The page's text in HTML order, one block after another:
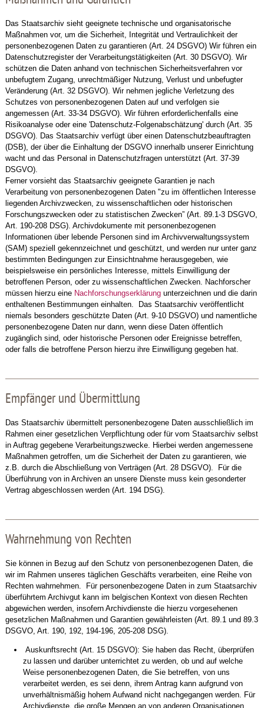
Das Staatsarchiv sieht geeignete technische und organisatorische
Maßnahmen vor, um die Sicherheit, Integrität und Vertraulichkeit der
personenbezogenen Daten zu garantieren (Art. 24 DSGVO) Wir führen ein
Datenschutzregister der Verarbeitungstätigkeiten (Art. 30 DSGVO). Wir
schützen die Daten anhand von technischen Sicherheitsverfahren vor
unbefugtem Zugang, unrechtmäßiger Nutzung, Verlust und unbefugter
Veränderung (Art. 32 DSGVO). Wir nehmen jegliche Verletzung des
Schutzes von personenbezogenen Daten auf und verfolgen sie
angemessen (Art. 33-34 DSGVO). Wir führen erforderlichenfalls eine
Risikoanalyse oder eine 'Datenschutz-Folgenabschätzung' durch (Art. 35
DSGVO). Das Staatsarchiv verfügt über einen Datenschutzbeauftragten
(DSB), der über die Einhaltung der DSGVO innerhalb unserer Einrichtung
wacht und das Personal in Datenschutzfragen unterstützt (Art. 37-39
DSGVO).
Ferner vorsieht das Staatsarchiv geeignete Garantien je nach
Verarbeitung von personenbezogenen Daten "zu im öffentlichen Interesse
liegenden Archivzwecken, zu wissenschaftlichen oder historischen
Forschungszwecken oder zu statistischen Zwecken” (Art. 89.1-3 DSGVO,
Art. 190-208 DSG). Archivdokumente mit personenbezogenen
Informationen über lebende Personen sind im Archivverwaltungssystem
(SAM) speziell gekennzeichnet und geschützt, und werden nur unter ganz
bestimmten Bedingungen zur Einsichtnahme herausgegeben, wie
beispielsweise ein persönliches Interesse, mittels Einwilligung der
betroffenen Person, oder zu wissenschaftlichen Zwecken. Nachforscher
müssen hierzu eine Nachforschungserklärungunterzeichnen und die darin
enthaltenen Bestimmungen einhalten. Das Staatsarchiv veröffentlicht
niemals besonders geschützte Daten (Art. 9-10 DSGVO) und namentliche
personenbezogene Daten nur dann, wenn diese Daten öffentlich
zugänglich sind, oder historische Personen oder Ereignisse betreffen,
oder falls die betroffene Person hierzu ihre Einwilligung gegeben hat.
Empfänger und Übermittlung
Das Staatsarchiv übermittelt personenbezogene Daten ausschließlich im
Rahmen einer gesetzlichen Verpflichtung oder für vom Staatsarchiv selbst
in Auftrag gegebene Verarbeitungszwecke. Hierbei werden angemessene
Maßnahmen getroffen, um die Sicherheit der Daten zu garantieren, wie
z.B. durch die Abschließung von Verträgen (Art. 28 DSGVO). Für die
Überführung von in Archiven an unsere Dienste muss kein gesonderter
Vertrag abgeschlossen werden (Art. 194 DSG).
Wahrnehmung von Rechten
Sie können in Bezug auf den Schutz von personenbezogenen Daten, die
wir im Rahmen unseres täglichen Geschäfts verarbeiten, eine Reihe von
Rechten wahrnehmen. Für personenbezogene Daten in zum Staatsarchiv
überführtem Archivgut kann im belgischen Kontext von diesen Rechten
abgewichen werden, insofern Archivdienste die hierzu vorgesehenen
gesetzlichen Maßnahmen und Garantien gewährleisten (Art. 89.1 und 89.3
DSGVO, Art. 190, 192, 194-196, 205-208 DSG).
Auskunftsrecht (Art. 15 DSGVO): Sie haben das Recht, überprüfen
zu lassen und darüber unterrichtet zu werden, ob und auf welche
Weise personenbezogenen Daten, die Sie betreffen, von uns
verarbeitet werden, es sei denn, ihrem Antrag kann aufgrund von
unverhältnismäßig hohem Aufwand nicht nachgegangen werden. Für
Archivdienste, die große Mengen an von anderen Organisationen